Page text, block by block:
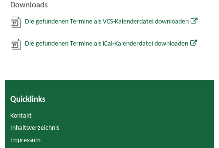
Downloads
Die gefundenen Termine als VCS-Kalenderdatei downloaden
Die gefundenen Termine als iCal-Kalenderdatei downloaden
Quicklinks
Kontakt
Inhaltsverzeichnis
Impressum